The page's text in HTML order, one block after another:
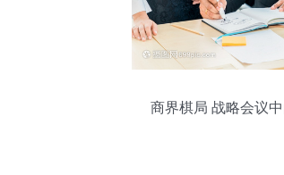
商界棋局 战略会议